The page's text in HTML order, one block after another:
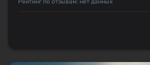
Рейтинг по отзывам: нет данных